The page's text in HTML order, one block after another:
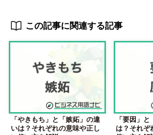
この記事に関連する記事
「やきもち」と「嫉妬」の違
いは？それぞれの意味や正し
「要因」
は？それぞ